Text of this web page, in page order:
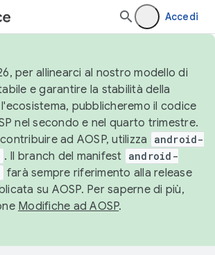
Accedi
per allinearci al nostro modello di
e garantire la stabilità della
pubblicheremo il codice
nel secondo e nel quarto trimestre.
ad AOSP, utilizza
android-
. Il branch del manifest android-
farà sempre riferimento alla release
su AOSP. Per saperne di più,
Modifiche ad AOSP.